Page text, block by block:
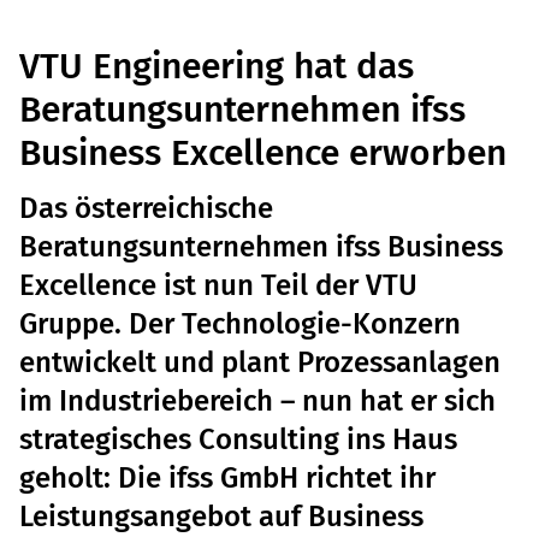
VTU Engineering hat das
Beratungsunternehmen ifss
Business Excellence erworben
Das österreichische
Beratungsunternehmen ifss Business
Excellence ist nun Teil der VTU
Gruppe. Der Technologie-Konzern
entwickelt und plant Prozessanlagen
im Industriebereich – nun hat er sich
strategisches Consulting ins Haus
geholt: Die ifss GmbH richtet ihr
Leistungsangebot auf Business